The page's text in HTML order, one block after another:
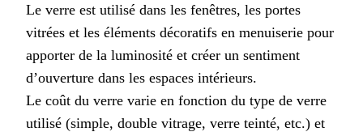
Le verre est utilisé dans les fenêtres, les portes
vitrées et les éléments décoratifs en menuiserie pour
apporter de la luminosité et créer un sentiment
d’ouverture dans les espaces intérieurs.
Le coût du verre varie en fonction du type de verre
utilisé (simple, double vitrage, verre teinté, etc.) et